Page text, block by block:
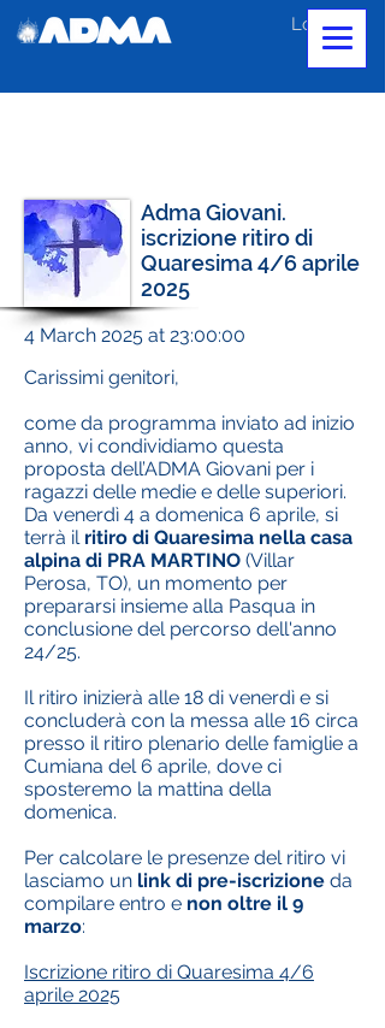
Log In
Adma Giovani.
iscrizione ritiro di
Quaresima 4/6 aprile
2025
4 March 2025 at 23:00:00
Carissimi genitori,
come da programma inviato ad inizio
anno, vi condividiamo questa
proposta dell’ADMA Giovani per i
ragazzi delle medie e delle superiori.
Da venerdì 4 a domenica 6 aprile, si
terrà il ritiro di Quaresima nella casa
alpina di PRA MARTINO (Villar
Perosa, TO), un momento per
prepararsi insieme alla Pasqua in
conclusione del percorso dell'anno
24/25.
Il ritiro inizierà alle 18 di venerdì e si
concluderà con la messa alle 16 circa
presso il ritiro plenario delle famiglie a
Cumiana del 6 aprile, dove ci
sposteremo la mattina della
domenica.
Per calcolare le presenze del ritiro vi
lasciamo un link di pre-iscrizione da
compilare entro e non oltre il 9
marzo:
Iscrizione ritiro di Quaresima 4/6
aprile 2025